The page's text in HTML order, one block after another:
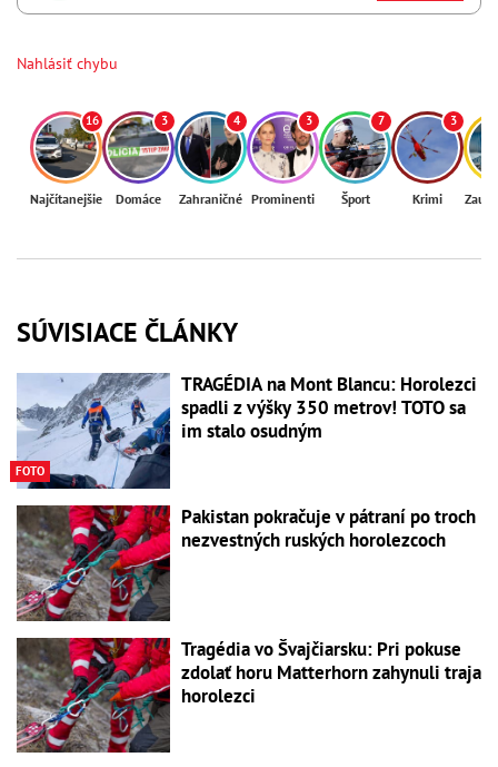
Nahlásiť chybu
16
Najčítanejšie
3
Domáce
4
Zahraničné
3
Prominenti
7
Šport
3
Krimi
SÚVISIACE ČLÁNKY
FOTO
TRAGÉDIA na Mont Blancu: Horolezci
spadli z výšky 350 metrov! TOTO sa
im stalo osudným
Pakistan pokračuje v pátraní po troch
nezvestných ruských horolezcoch
Tragédia vo Švajčiarsku: Pri pokuse
zdolať horu Matterhorn zahynuli traja
horolezci